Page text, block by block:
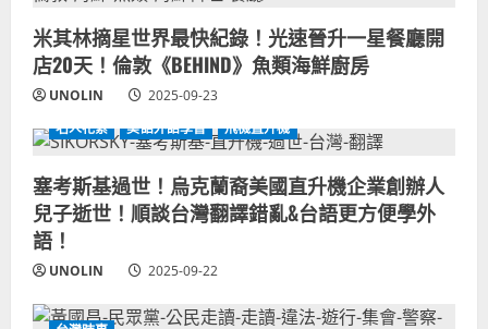
米其林摘星世界最快紀錄！光速晉升一星餐廳開
店20天！倫敦《BEHIND》魚類海鮮廚房
UNOLIN
2025-09-23
名人花絮
美語外語學習 飛機直升機
塞考斯基過世！烏克蘭裔美國直升機企業創辦人
兒子逝世！順談台灣翻譯錯亂&台語更方便學外
語！
UNOLIN 2025-09-22